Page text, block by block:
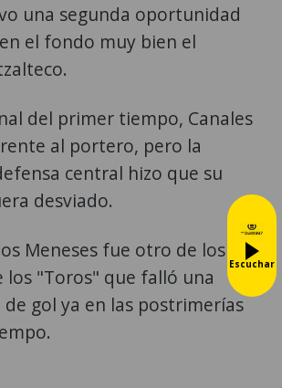
una segunda oportunidad
el fondo muy bien el
del primer tiempo, Canales
al portero, pero la
central hizo que su
desviado.
Meneses fue otro de los
los "Toros" que falló una
gol ya en las postrimerías
Escuchar